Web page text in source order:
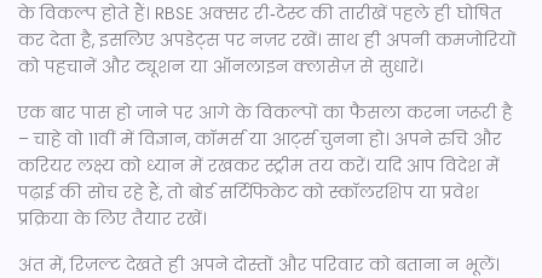
के विकल्प होते हैं। RBSE अक्सर री‑टेस्ट की तारीखें पहले ही घोषित
कर देता है, इसलिए अपडेट्स पर नज़र रखें। साथ ही अपनी कमजोरियों
को पहचानें और ट्यूशन या ऑनलाइन क्लासेज़ से सुधारें।
एक बार पास हो जाने पर आगे के विकल्पों का फैसला करना जरूरी है
– चाहे वो 11वीं में विज्ञान, कॉमर्स या आर्ट्स चुनना हो। अपने रुचि और
करियर लक्ष्य को ध्यान में रखकर स्ट्रीम तय करें। यदि आप विदेश में
पढ़ाई की सोच रहे हैं, तो बोर्ड सर्टिफिकेट को स्कॉलरशिप या प्रवेश
प्रक्रिया के लिए तैयार रखें।
अंत में, रिज़ल्ट देखते ही अपने दोस्तों और परिवार को बताना न भूलें।